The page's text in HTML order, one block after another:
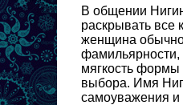
В общении
раскрывать все
женщина обычно
фамильярности,
мягкость формы
выбора. Имя
самоуважения и